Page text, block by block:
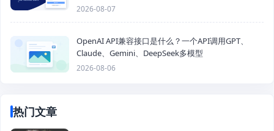
2026-08-07
OpenAI API兼容接口是什么？一个API调用GPT、
Claude、Gemini、DeepSeek多模型
2026-08-06
热门文章